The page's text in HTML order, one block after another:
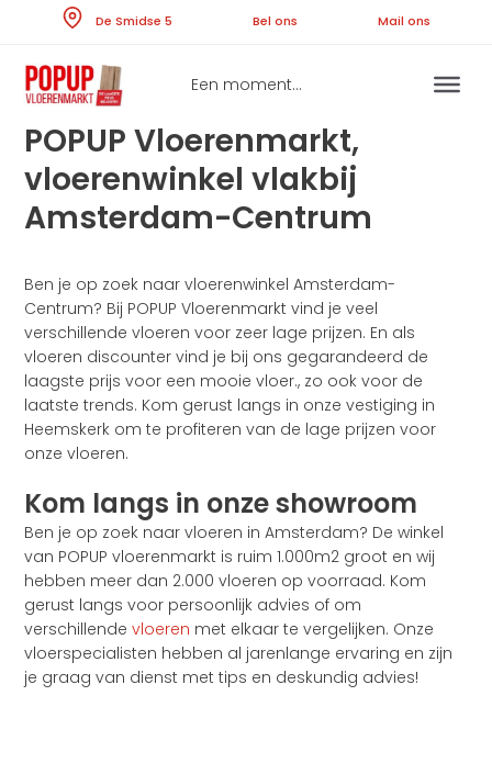
content
De Smidse 5
Een moment...
POPUP Vloerenmarkt,
vloerenwinkel vlakbij
Amsterdam-Centrum
Ben je op zoek naar vloerenwinkel Amsterdam-
Centrum? Bij POPUP Vloerenmarkt vind je veel
verschillende vloeren voor zeer lage prijzen. En als
vloeren discounter vind je bij ons gegarandeerd de
laagste prijs voor een mooie vloer., zo ook voor de
laatste trends. Kom gerust langs in onze vestiging in
Heemskerk om te profiteren van de lage prijzen voor
onze vloeren.
Kom langs in onze showroom
Ben je op zoek naar vloeren in Amsterdam? De winkel
van POPUP vloerenmarkt is ruim 1.000m2 groot en wij
hebben meer dan 2.000 vloeren op voorraad. Kom
gerust langs voor persoonlijk advies of om
verschillendevloeren met elkaar te vergelijken. Onze
vloerspecialisten hebben al jarenlange ervaring en zijn
je graag van dienst met tips en deskundig advies!